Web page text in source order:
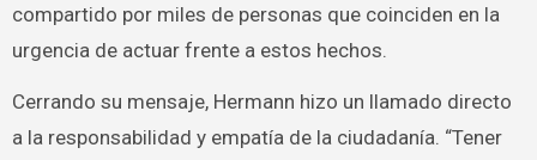
compartido por miles de personas que coinciden en la
urgencia de actuar frente a estos hechos.
Cerrando su mensaje, Hermann hizo un llamado directo
a la responsabilidad y empatía de la ciudadanía. “Tener